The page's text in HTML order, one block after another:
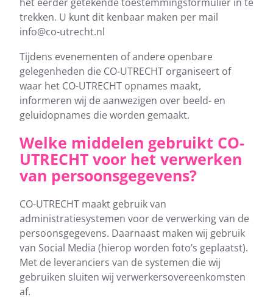
het eerder getekende toestemmingsformulier in te
trekken. U kunt dit kenbaar maken per mail
info@co-utrecht.nl
Tijdens evenementen of andere openbare
gelegenheden die CO-UTRECHT organiseert of
waar het CO-UTRECHT opnames maakt,
informeren wij de aanwezigen over beeld- en
geluidopnames die worden gemaakt.
Welke middelen gebruikt CO-
UTRECHT voor het verwerken
van persoonsgegevens?
CO-UTRECHT maakt gebruik van
administratiesystemen voor de verwerking van de
persoonsgegevens. Daarnaast maken wij gebruik
van Social Media (hierop worden foto’s geplaatst).
Met de leveranciers van de systemen die wij
gebruiken sluiten wij verwerkersovereenkomsten
af.